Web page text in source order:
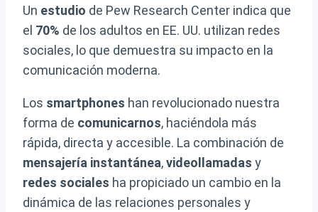
Un estudio de Pew Research Center indica que
el 70% de los adultos en EE. UU. utilizan redes
sociales, lo que demuestra su impacto en la
comunicación moderna.
Los smartphones han revolucionado nuestra
forma de comunicarnos, haciéndola más
rápida, directa y accesible. La combinación de
mensajería instantánea,videollamadas y
redes sociales ha propiciado un cambio en la
dinámica de las relaciones personales y